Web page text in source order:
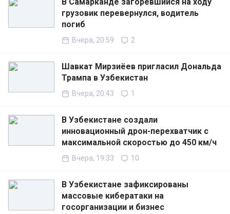
В Самарканде загоревшийся на ходу
грузовик перевернулся, водитель
погиб
Вчера, 20:59 2
Шавкат Мирзиёев пригласил Дональда
Трампа в Узбекистан
Вчера, 20:43 1
В Узбекистане создали
инновационный дрон-перехватчик с
максимальной скоростью до 450 км/ч
Вчера, 19:33 10
В Узбекистане зафиксированы
массовые кибератаки на
госорганизации и бизнес